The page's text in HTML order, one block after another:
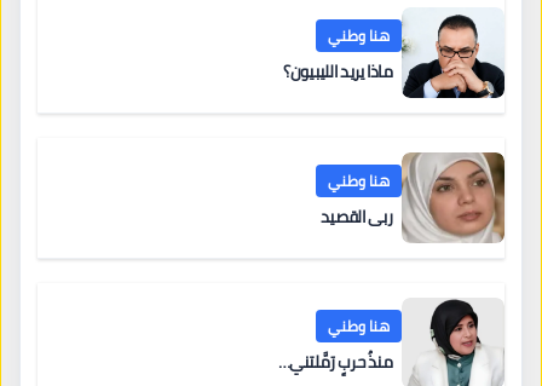
هنا وطني
ماذا يريد الليبيون؟
هنا وطني
ربى القصيد
هنا وطني
منذُ حربٍ رَمَّلتني…